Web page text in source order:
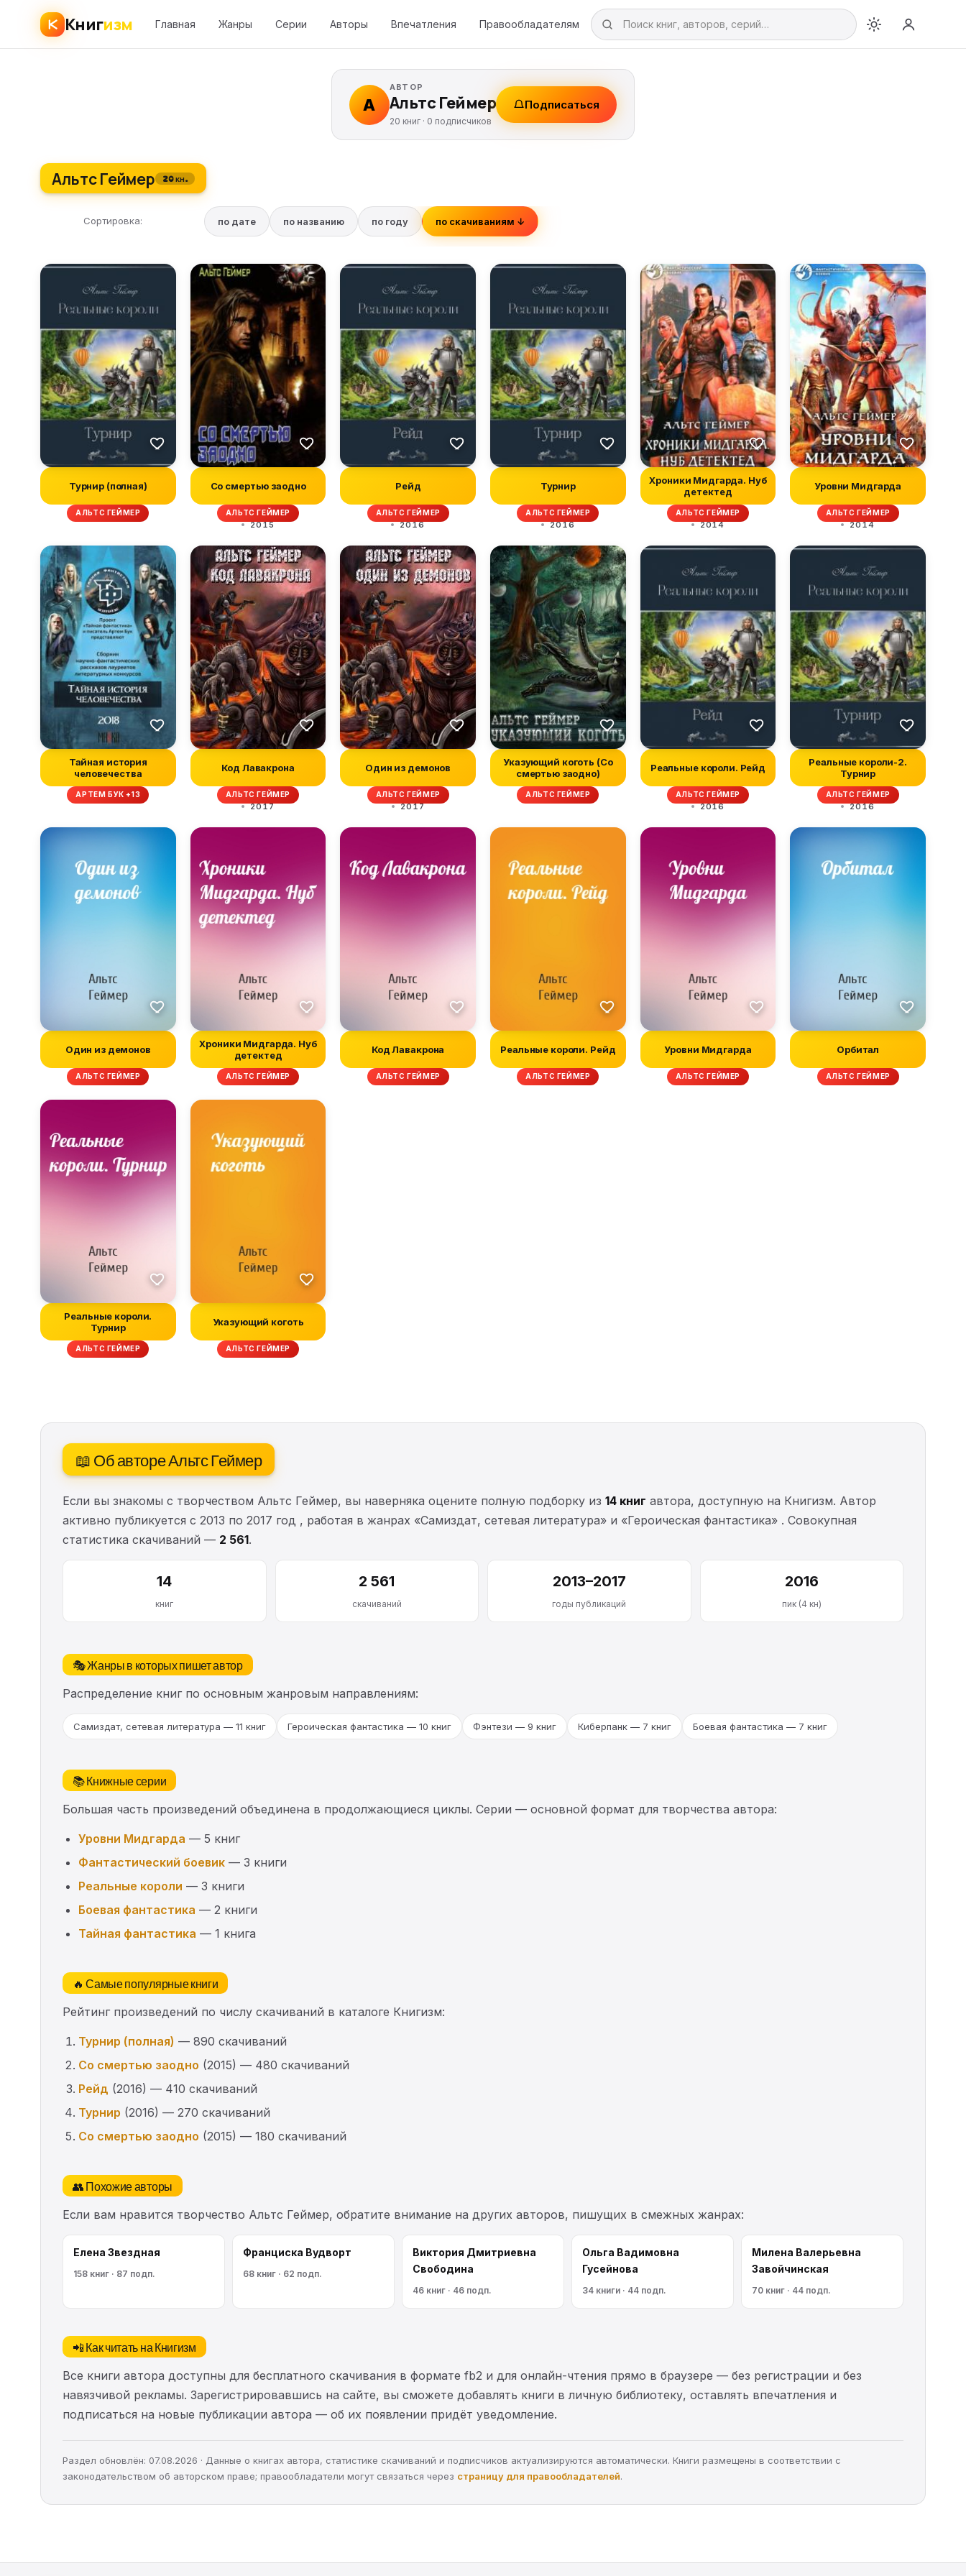
Книгизм Главная Жанры Серии Авторы Впечатления Правообладателям
А
АВТОР
Альтс Геймер
20 книг · 0 подписчиков
Подписаться
Альтс Геймер 20 кн.
Сортировка: по дате по названию по году по скачиваниям ↓
Турнир (полная)
АЛЬТС ГЕЙМЕР
Со смертью заодно
АЛЬТС ГЕЙМЕР
2015
Рейд
АЛЬТС ГЕЙМЕР
2016
Турнир
АЛЬТС ГЕЙМЕР
2016
Хроники Мидгарда. Нуб
детектед
АЛЬТС ГЕЙМЕР
2014
Уровни Мидгарда
АЛЬТС ГЕЙМЕР
2014
Тайная история
человечества
АРТЕМ БУК +13
Код Лавакрона
АЛЬТС ГЕЙМЕР
2017
Один из демонов
АЛЬТС ГЕЙМЕР
2017
Указующий коготь (Со
смертью заодно)
АЛЬТС ГЕЙМЕР
Реальные короли. Рейд
АЛЬТС ГЕЙМЕР
2016
Реальные короли-2.
Турнир
АЛЬТС ГЕЙМЕР
2016
Один из демонов
АЛЬТС ГЕЙМЕР
Хроники Мидгарда. Нуб
детектед
АЛЬТС ГЕЙМЕР
Код Лавакрона
АЛЬТС ГЕЙМЕР
Реальные короли. Рейд
АЛЬТС ГЕЙМЕР
Уровни Мидгарда
АЛЬТС ГЕЙМЕР
Орбитал
АЛЬТС ГЕЙМЕР
Реальные короли.
Турнир
АЛЬТС ГЕЙМЕР
Указующий коготь
АЛЬТС ГЕЙМЕР
📖 Об авторе Альтс Геймер
Если вы знакомы с творчеством Альтс Геймер, вы наверняка оцените полную подборку из 14 книг автора, доступную на Книгизм. Автор
активно публикуется с 2013 по 2017 год , работая в жанрах «Самиздат, сетевая литература» и «Героическая фантастика» . Совокупная
статистика скачиваний — 2 561.
14
книг
2 561
скачиваний
2013–2017
годы публикаций
2016
пик (4 кн)
🎭 Жанры в которых пишет автор
Распределение книг по основным жанровым направлениям:
Самиздат, сетевая литература — 11 книг Героическая фантастика — 10 книг Фэнтези — 9 книг Киберпанк — 7 книг Боевая фантастика — 7 книг
📚 Книжные серии
Большая часть произведений объединена в продолжающиеся циклы. Серии — основной формат для творчества автора:
Уровни Мидгарда — 5 книг
Фантастический боевик — 3 книги
Реальные короли — 3 книги
Боевая фантастика — 2 книги
Тайная фантастика — 1 книга
🔥 Самые популярные книги
Рейтинг произведений по числу скачиваний в каталоге Книгизм:
Турнир (полная) — 890 скачиваний
Со смертью заодно (2015) — 480 скачиваний
Рейд (2016) — 410 скачиваний
Турнир (2016) — 270 скачиваний
Со смертью заодно (2015) — 180 скачиваний
👥 Похожие авторы
Если вам нравится творчество Альтс Геймер, обратите внимание на других авторов, пишущих в смежных жанрах:
Елена Звездная
158 книг · 87 подп.
Франциска Вудворт
68 книг · 62 подп.
Виктория Дмитриевна
Свободина
46 книг · 46 подп.
Ольга Вадимовна
Гусейнова
34 книги · 44 подп.
Милена Валерьевна
Завойчинская
70 книг · 44 подп.
📲 Как читать на Книгизм
Все книги автора доступны для бесплатного скачивания в формате fb2 и для онлайн-чтения прямо в браузере — без регистрации и без
навязчивой рекламы. Зарегистрировавшись на сайте, вы сможете добавлять книги в личную библиотеку, оставлять впечатления и
подписаться на новые публикации автора — об их появлении придёт уведомление.
Раздел обновлён: 07.08.2026 · Данные о книгах автора, статистике скачиваний и подписчиков актуализируются автоматически. Книги размещены в соответствии с
законодательством об авторском праве; правообладатели могут связаться через страницу для правообладателей.